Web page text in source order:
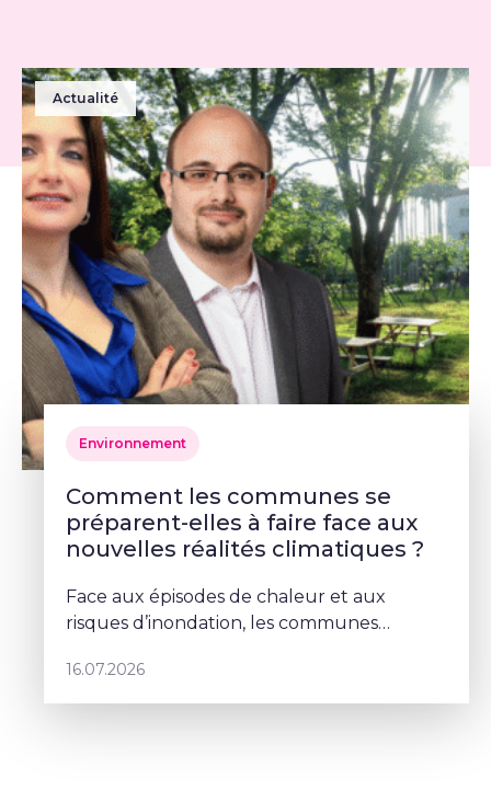
Actualité
Environnement
Comment les communes se
préparent-elles à faire face aux
nouvelles réalités climatiques ?
Face aux épisodes de chaleur et aux
risques d’inondation, les communes
Schaerbeek, Deborah Lorenzino mise sur la
végétalisation et la participation cito
16.07.2026